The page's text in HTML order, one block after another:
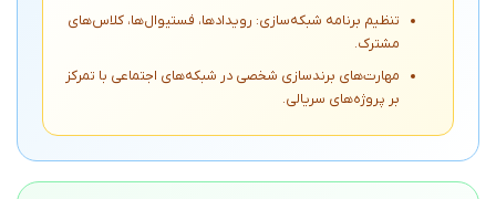
تنظیم برنامه شبکه‌سازی: رویدادها، فستیوال‌ها، کلاس‌های
مشترک.
مهارت‌های برندسازی شخصی در شبکه‌های اجتماعی با تمرکز
بر پروژه‌های سریالی.